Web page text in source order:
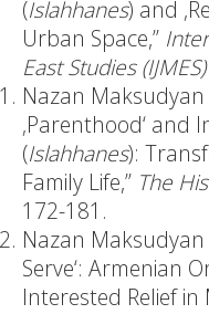
(Islahhanes) and
Urban Space,”
East Studies (IJMES)
Nazan Maksudyan
‚Parenthood‘ and
(Islahhanes):
Family Life,” The
172-181.
Nazan Maksudyan
Serve‘: Armenian
Interested Relief in